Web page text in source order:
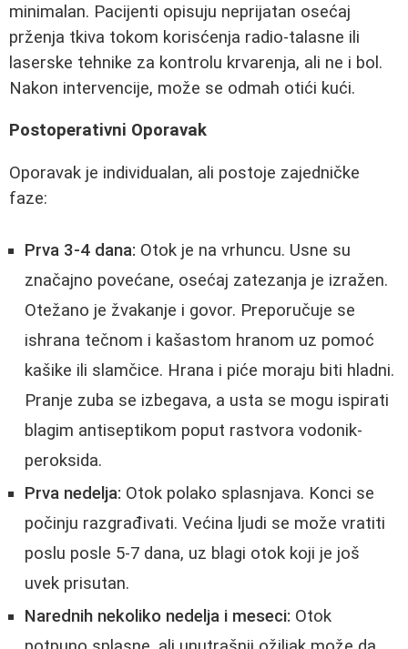
minimalan. Pacijenti opisuju neprijatan osećaj
prženja tkiva tokom korisćenja radio-talasne ili
laserske tehnike za kontrolu krvarenja, ali ne i bol.
Nakon intervencije, može se odmah otići kući.
Postoperativni Oporavak
Oporavak je individualan, ali postoje zajedničke
faze:
Prva 3-4 dana: Otok je na vrhuncu. Usne su
značajno povećane, osećaj zatezanja je izražen.
Otežano je žvakanje i govor. Preporučuje se
ishrana tečnom i kašastom hranom uz pomoć
kašike ili slamčice. Hrana i piće moraju biti hladni.
Pranje zuba se izbegava, a usta se mogu ispirati
blagim antiseptikom poput rastvora vodonik-
peroksida.
Prva nedelja: Otok polako splasnjava. Konci se
počinju razgrađivati. Većina ljudi se može vratiti
poslu posle 5-7 dana, uz blagi otok koji je još
uvek prisutan.
Narednih nekoliko nedelja i meseci: Otok